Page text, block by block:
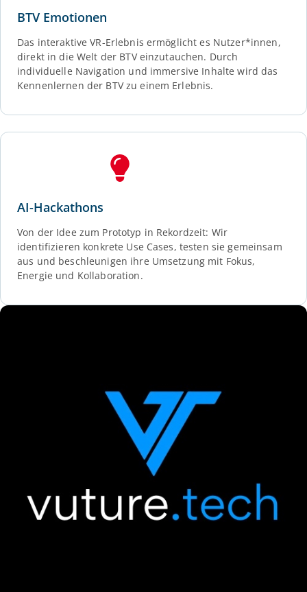
BTV Emotionen
Das interaktive VR-Erlebnis ermöglicht es Nutzer*innen,
direkt in die Welt der BTV einzutauchen. Durch
individuelle Navigation und immersive Inhalte wird das
Kennenlernen der BTV zu einem Erlebnis.
AI-Hackathons
Von der Idee zum Prototyp in Rekordzeit: Wir
identifizieren konkrete Use Cases, testen sie gemeinsam
aus und beschleunigen ihre Umsetzung mit Fokus,
Energie und Kollaboration.